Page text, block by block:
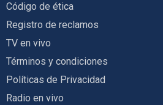
Código de ética
Registro de reclamos
TV en vivo
Términos y condiciones
Políticas de Privacidad
Radio en vivo